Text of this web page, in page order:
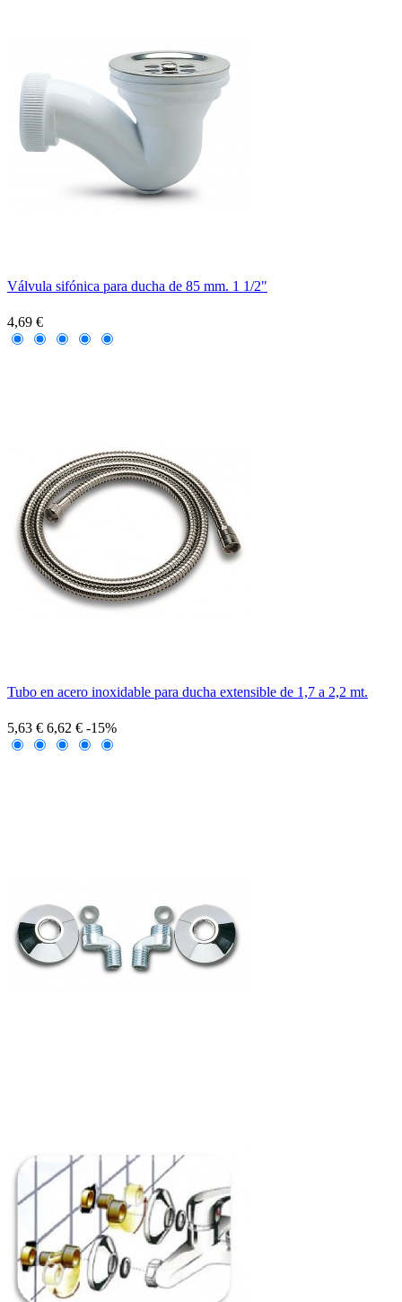
Válvula sifónica para ducha de 85 mm. 1 1/2"
4,69 €
Tubo en acero inoxidable para ducha extensible de 1,7 a 2,2 mt.
5,63 € 6,62 € -15%